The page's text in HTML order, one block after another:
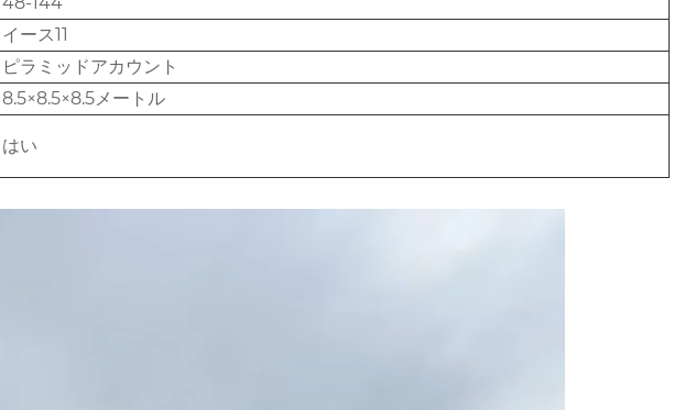
イース11
ピラミッドアカウント
8.5×8.5×8.5メートル
はい